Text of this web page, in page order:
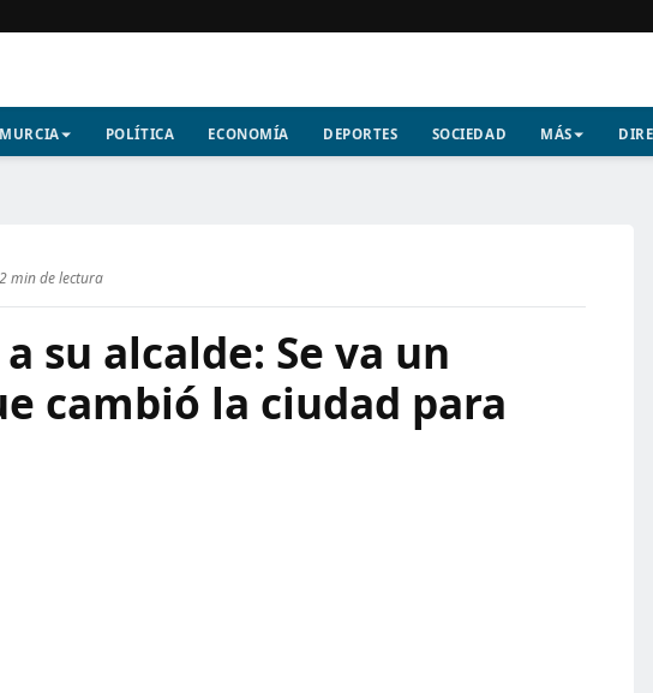
MURCIA POLÍTICA ECONOMÍA DEPORTES SOCIEDAD MÁS
min de lectura
su alcalde: Se va un
cambió la ciudad para